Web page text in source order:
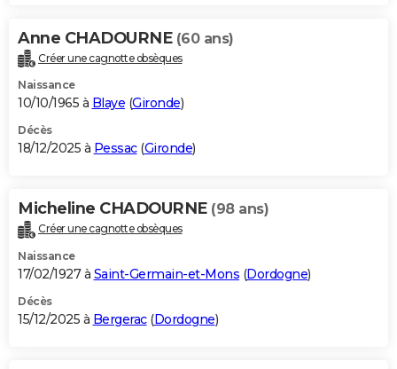
Anne CHADOURNE (60 ans)
Créer une cagnotte obsèques
Naissance
10/10/1965 à Blaye (Gironde)
Décès
18/12/2025 à Pessac(Gironde)
Micheline CHADOURNE (98 ans)
Créer une cagnotte obsèques
Naissance
17/02/1927 à Saint-Germain-et-Mons (Dordogne)
Décès
15/12/2025 à Bergerac(Dordogne)